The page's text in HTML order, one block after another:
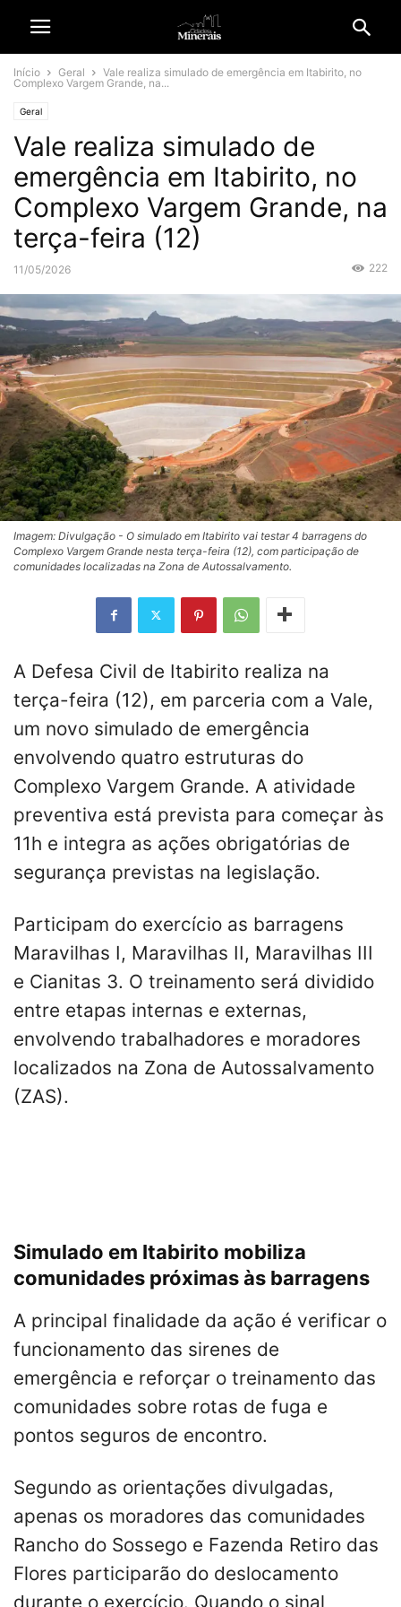
Início Geral
Vale realiza simulado de emergência em Itabirito, no
Complexo Vargem Grande, na...
Geral
Vale realiza simulado de
emergência em Itabirito, no
Complexo Vargem Grande, na
terça-feira (12)
11/05/2026 222
Imagem: Divulgação - O simulado em Itabirito vai testar 4 barragens do
Complexo Vargem Grande nesta terça-feira (12), com participação de
comunidades localizadas na Zona de Autossalvamento.
A Defesa Civil de Itabirito realiza na
terça-feira (12), em parceria com a Vale,
um novo simulado de emergência
envolvendo quatro estruturas do
Complexo Vargem Grande. A atividade
preventiva está prevista para começar às
11h e integra as ações obrigatórias de
segurança previstas na legislação.
Participam do exercício as barragens
Maravilhas I, Maravilhas II, Maravilhas III
e Cianitas 3. O treinamento será dividido
entre etapas internas e externas,
envolvendo trabalhadores e moradores
localizados na Zona de Autossalvamento
(ZAS).
Simulado em Itabirito mobiliza
comunidades próximas às barragens
A principal finalidade da ação é verificar o
funcionamento das sirenes de
emergência e reforçar o treinamento das
comunidades sobre rotas de fuga e
pontos seguros de encontro.
Segundo as orientações divulgadas,
apenas os moradores das comunidades
Rancho do Sossego e Fazenda Retiro das
Flores participarão do deslocamento
durante o exercício. Quando o sinal